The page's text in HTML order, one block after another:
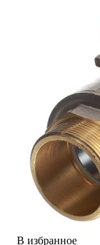
В избранное